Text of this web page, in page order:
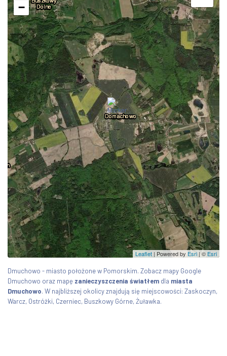
−
Leaflet | Powered by Esri |© Esri
Dmuchowo - miasto położone w Pomorskim. Zobacz mapy Google
Dmuchowo oraz mapę zanieczyszczenia światłem dla miasta
Dmuchowo. W najbliższej okolicy znajdują się miejscowości: Zaskoczyn,
Warcz, Ostróżki, Czerniec, Buszkowy Górne, Żuławka.